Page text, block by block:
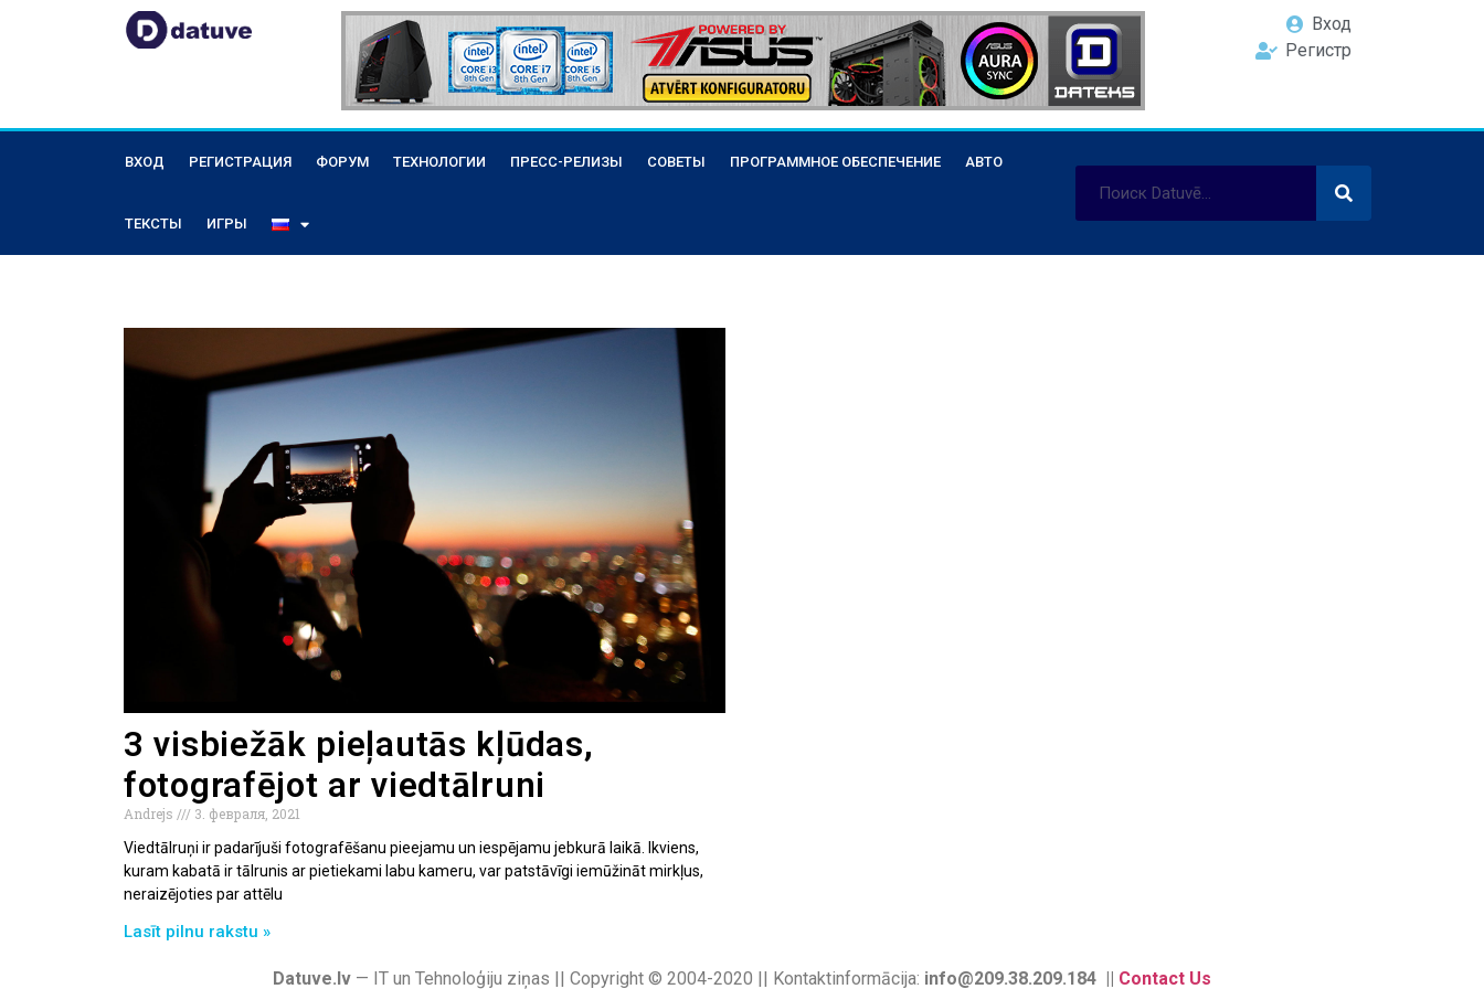
Вход
Регистр
ВХОД РЕГИСТРАЦИЯ ФОРУМ ТЕХНОЛОГИИ ПРЕСС-РЕЛИЗЫ СОВЕТЫ ПРОГРАММНОЕ ОБЕСПЕЧЕНИЕ АВТО
ТЕКСТЫ ИГРЫ
3 visbiežāk pieļautās kļūdas,
fotografējot ar viedtālruni
Andrejs
3. февраля, 2021
Viedtālruņi ir padarījuši fotografēšanu pieejamu un iespējamu jebkurā laikā. Ikviens,
kuram kabatā ir tālrunis ar pietiekami labu kameru, var patstāvīgi iemūžināt mirkļus,
neraizējoties par attēlu
Lasīt pilnu rakstu »
Datuve.lv — IT un Tehnoloģiju ziņas || Copyright © 2004-2020 || Kontaktinformācija: info@209.38.209.184 || Contact Us